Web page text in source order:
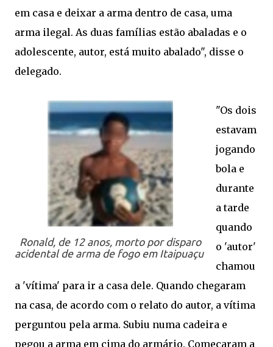
em casa e deixar a arma dentro de casa, uma
arma ilegal. As duas famílias estão abaladas e o
adolescente, autor, está muito abalado", disse o
delegado.
Ronald, de 12 anos, morto por disparo
acidental de arma de fogo em Itaipuaçu
"Os dois
estavam
jogando
bola e
durante
a tarde
quando
o 'autor'
chamou
a 'vítima' para ir a casa dele. Quando chegaram
na casa, de acordo com o relato do autor, a vítima
perguntou pela arma. Subiu numa cadeira e
pegou a arma em cima do armário. Começaram a